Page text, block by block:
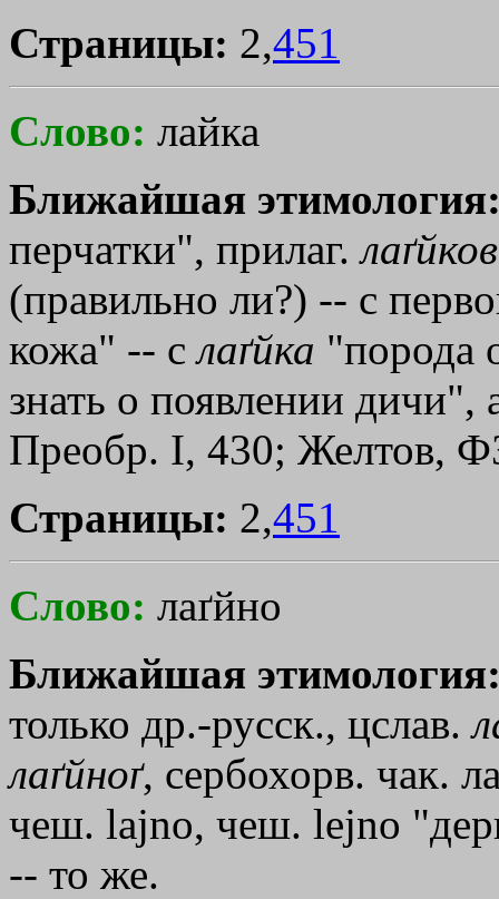
Страницы: 2,451
Слово: лайка
Ближайшая
перчатки", прилаг.
(правильно ли?) -- с
кожа" -- слаґйка "порода
знать о появлении
Преобр. I, 430; Желтов,
Страницы: 2,451
Слово: лаґйно
Ближайшая
только др.-русск., цслав.
лаґйноґ, сербохорв. чак.
чеш. lajno, чеш. lejno
-- то же.